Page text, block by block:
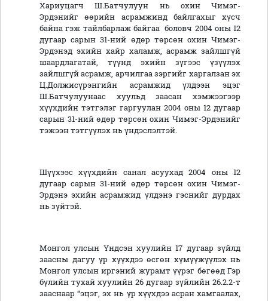
Хариуцагч Ш.Батчулуун нь охин Чимэг-
Эрдэнийг өөрийн асрамжинд байлгахыг хүсч
байна гэж тайлбарлаж байгаа боловч 2004 оны 12
дугаар сарын 31-ний өдөр төрсөн охин Чимэг-
Эрдэнэд эхийн хайр халамж, асрамж зайлшгүй
шаардлагатай, түүнд эхийн зүгээс үзүүлэх
зайлшгүй асрамж, арчилгаа зэргийг харгалзан эх
Ц.Должисүрэнгийн асрамжид үлдээн эцэг
Ш.Батчулуунаас хуульд заасан хэмжээгээр
хүүхдийн тэтгэлэг гаргуулан 2004 оны 12 дугаар
сарын 31-ний өдөр төрсөн охин Чимэг-Эрдэнийг
тэжээн тэтгүүлэх нь үндэслэлтэй.
Шүүхээс хүүхдийн санал асуухад 2004 оны 12
дугаар сарын 31-ний өдөр төрсөн охин Чимэг-
Эрдэнэ эхийн асрамжид үлдэнэ гэснийг дурдах
нь зүйтэй.
Монгол улсын Үндсэн хуулийн 17 дугаар зүйлд
заасны дагуу үр хүүхдээ өсгөн хүмүүжүүлэх нь
Монгол улсын иргэний журамт үүрэг бөгөөд Гэр
бүлийн тухай хуулийн 26 дугаар зүйлийн 26.2.2-т
зааснаар “эцэг, эх нь үр хүүхдээ асран хамгаалах,